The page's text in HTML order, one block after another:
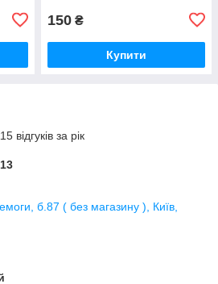
150 ₴
Купити
відгуків за рік
б.87 ( без магазину ), Київ,